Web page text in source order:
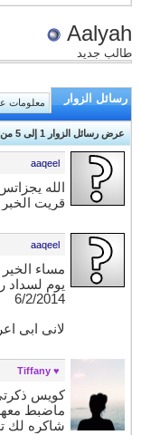
Aalyah
طالب جديد
رسائل الزوار معلومات
عرض رسائل الزوار 1 إلى 5من5
aaqeel
الله
قريت الخبر
aaqeel
مساء الخير
يوم لسداد
6/2/2014
لاني ابي
كويس
ماضبط معهم
شاكره لك